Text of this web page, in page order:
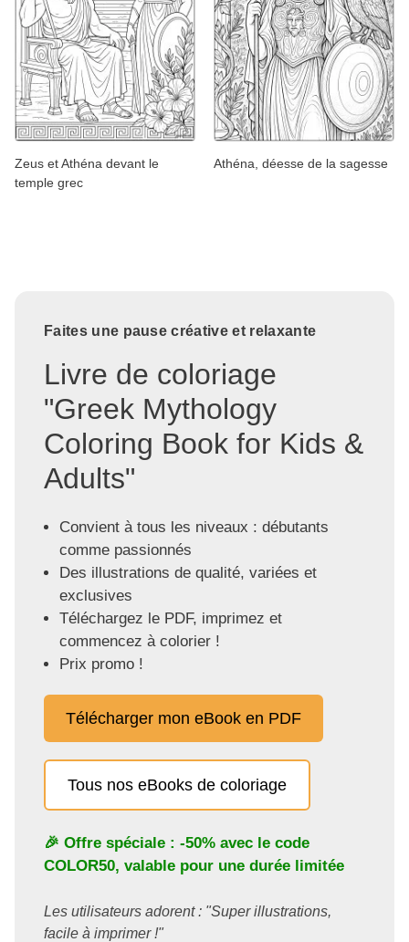
Zeus et Athéna devant le
temple grec
Athéna, déesse de la sagesse
Faites une pause créative et relaxante
Livre de coloriage
"Greek Mythology
Coloring Book for Kids &
Adults"
Convient à tous les niveaux : débutants
comme passionnés
Des illustrations de qualité, variées et
exclusives
Téléchargez le PDF, imprimez et
commencez à colorier !
Prix promo !
Télécharger mon eBook en PDF
Tous nos eBooks de coloriage
🎉 Offre spéciale : -50% avec le code
COLOR50, valable pour une durée limitée
Les utilisateurs adorent : "Super illustrations,
facile à imprimer !"